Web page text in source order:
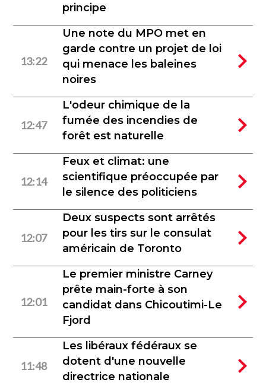
principe
13:22
Une note du MPO met en
garde contre un projet de loi
qui menace les baleines
noires
12:47
L'odeur chimique de la
fumée des incendies de
forêt est naturelle
12:14
Feux et climat: une
scientifique préoccupée par
le silence des politiciens
12:07
Deux suspects sont arrêtés
pour les tirs sur le consulat
américain de Toronto
12:01
Le premier ministre Carney
prête main-forte à son
candidat dans Chicoutimi-Le
Fjord
11:48
Les libéraux fédéraux se
dotent d'une nouvelle
directrice nationale